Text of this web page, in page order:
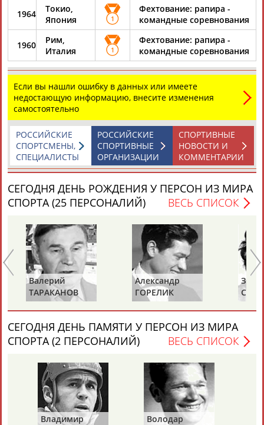
ЦЕЛИ ПРОЕКТА КОНТАКТЫ НАШИ КНОПКИ РЕКЛАМА
Вопросы сотрудничества и совместной деятельностиinform@infosport.ru
© Стадион, 1998-2026
Разработка и поддержка ООО НАИТ «Стадион»
Адресов в новостной рассылке: 996
Подпишись
1964
Токио,
Япония
1
Фехтование: рапира -
командные соревнования
1960
Рим,
Италия
1
Фехтование: рапира -
командные соревнования
Если вы нашли ошибку в данных или имеете
недостающую информацию, внесите изменения
самостоятельно
СПОРТИВНЫЕ
НОВОСТИ И
КОММЕНТАРИИ
РОССИЙСКИЕ
СПОРТИВНЫЕ
ОРГАНИЗАЦИИ
РОССИЙСКИЕ
СПОРТСМЕНЫ,
СПЕЦИАЛИСТЫ
СЕГОДНЯ ДЕНЬ РОЖДЕНИЯ У ПЕРСОН ИЗ МИРА
СПОРТА (25 ПЕРСОНАЛИЙ)
ВЕСЬ СПИСОК
Александр
ГОРЕЛИК
Зураб
САКАНДЕЛИДЗЕ
СЕГОДНЯ ДЕНЬ ПАМЯТИ У ПЕРСОН ИЗ МИРА
СПОРТА (2 ПЕРСОНАЛИЙ)
ВЕСЬ СПИСОК
Владимир
Володар